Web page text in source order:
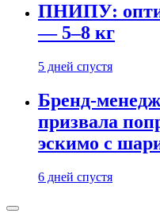
ПНИПУ:
— 5–8 кг
5 дней спустя
Бренд-
призвала
эскимо с
6 дней спустя